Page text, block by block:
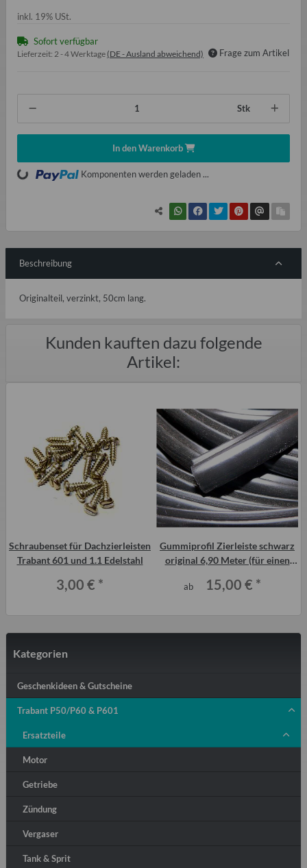
inkl. 19% USt.
Sofort verfügbar
Lieferzeit: 2 - 4 Werktage (DE - Ausland abweichend) Frage zum Artikel
Stk
In den Warenkorb
Komponenten werden geladen ...
Beschreibung
Originalteil, verzinkt, 50cm lang.
Kunden kauften dazu folgende
Artikel:
Schraubenset für Dachzierleisten
Trabant 601 und 1.1 Edelstahl
3,00 € *
Gummiprofil Zierleiste schwarz
original 6,90 Meter (für einen
ab 15,00 € *
Kategorien
Geschenkideen & Gutscheine
Trabant P50/P60 & P601
Ersatzteile
Motor
Getriebe
Zündung
Vergaser
Tank & Sprit